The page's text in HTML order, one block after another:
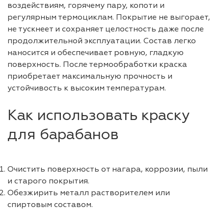
воздействиям, горячему пару, копоти и
регулярным термоциклам. Покрытие не выгорает,
не тускнеет и сохраняет целостность даже после
продолжительной эксплуатации. Состав легко
наносится и обеспечивает ровную, гладкую
поверхность. После термообработки краска
приобретает максимальную прочность и
устойчивость к высоким температурам.
Как использовать краску
для барабанов
Очистить поверхность от нагара, коррозии, пыли
и старого покрытия.
Обезжирить металл растворителем или
спиртовым составом.